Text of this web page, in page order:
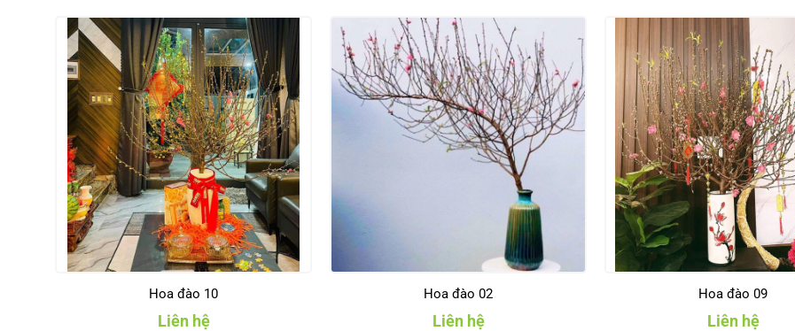
Hoa đào 10
Liên hệ
Hoa đào 02
Liên hệ
Hoa đào 09
Liên hệ